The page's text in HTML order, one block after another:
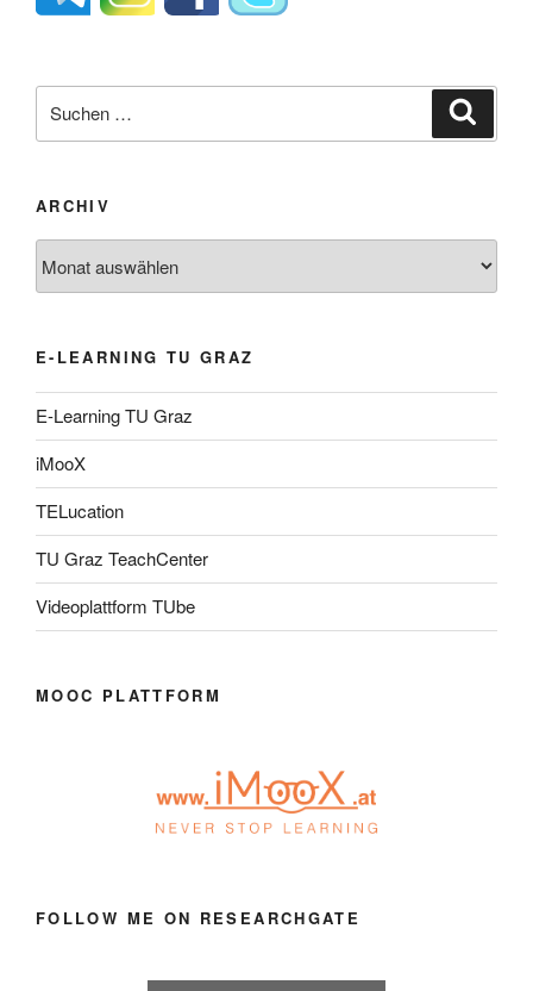
nach:
ARCHIV
E-LEARNING TU GRAZ
E-Learning TU Graz
iMooX
TELucation
TU Graz TeachCenter
Videoplattform TUbe
MOOC PLATTFORM
FOLLOW ME ON RESEARCHGATE